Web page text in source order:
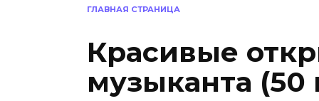
ГЛАВНАЯ СТРАНИЦА
Красивые
музыканта (50